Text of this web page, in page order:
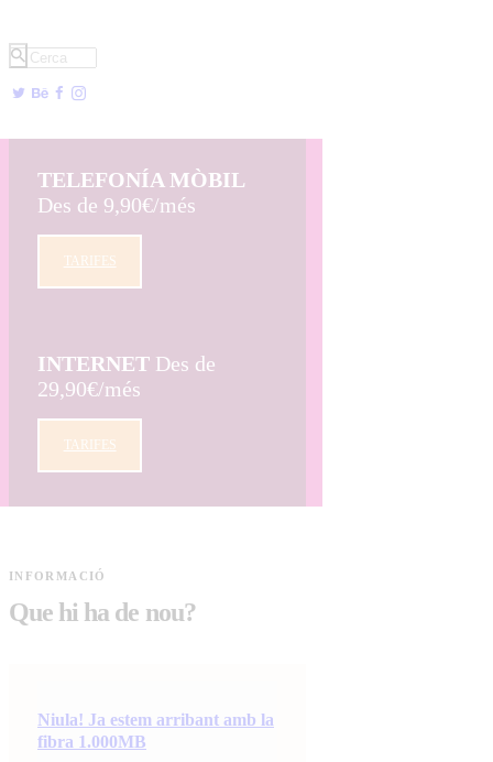
TELEFONÍA MÒBIL
Des de 9,90€/més
TARIFES
INTERNET Des de
29,90€/més
TARIFES
INFORMACIÓ
Que hi ha de nou?
Niula! Ja estem arribant amb la
fibra 1.000MB